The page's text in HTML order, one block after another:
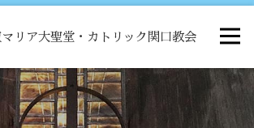
リア大聖堂・カトリック関口教会